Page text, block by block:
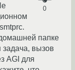
0
папке
задача, вызов
AGI для